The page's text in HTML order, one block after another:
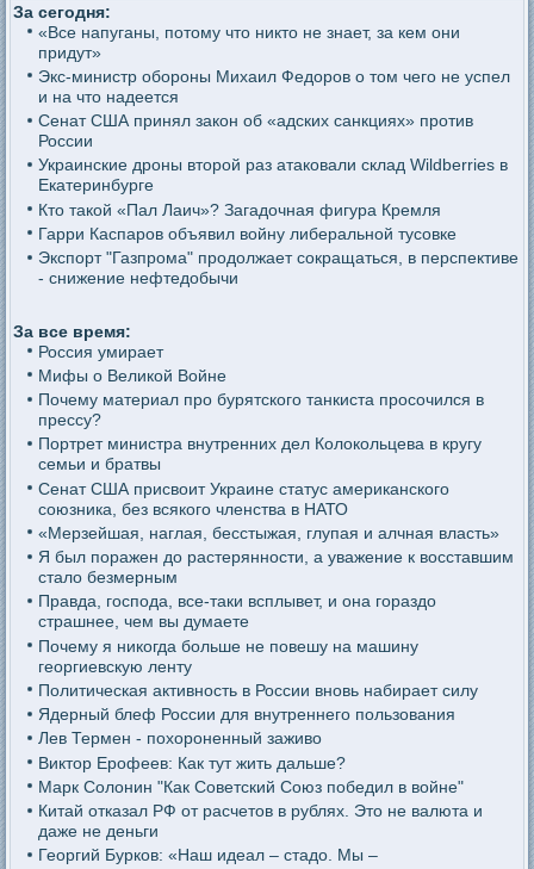
За сегодня:
«Все напуганы, потому что никто не знает, за кем они
придут»
Экс-министр обороны Михаил Федоров о том чего не успел
и на что надеется
Сенат США принял закон об «адских санкциях» против
России
Украинские дроны второй раз атаковали склад Wildberries в
Екатеринбурге
Кто такой «Пал Лаич»? Загадочная фигура Кремля
Гарри Каспаров объявил войну либеральной тусовке
Экспорт "Газпрома" продолжает сокращаться, в перспективе
- снижение нефтедобычи
За все время:
Россия умирает
Мифы о Великой Войне
Почему материал про бурятского танкиста просочился в
прессу?
Портрет министра внутренних дел Колокольцева в кругу
семьи и братвы
Сенат США присвоит Украине статус американского
союзника, без всякого членства в НАТО
«Мерзейшая, наглая, бесстыжая, глупая и алчная власть»
Я был поражен до растерянности, а уважение к восставшим
стало безмерным
Правда, господа, все-таки всплывет, и она гораздо
страшнее, чем вы думаете
Почему я никогда больше не повешу на машину
георгиевскую ленту
Политическая активность в России вновь набирает силу
Ядерный блеф России для внутреннего пользования
Лев Термен - похороненный заживо
Виктор Ерофеев: Как тут жить дальше?
Марк Солонин "Как Советский Союз победил в войне"
Китай отказал РФ от расчетов в рублях. Это не валюта и
даже не деньги
Георгий Бурков: «Наш идеал – стадо. Мы –